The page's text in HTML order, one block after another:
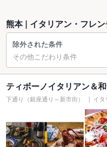
熊本 | イタリアン・フレ
除外された条件
その他こだわり条件
ティボーノイタリアン＆
下通り（銀座通り～新市街） イタ